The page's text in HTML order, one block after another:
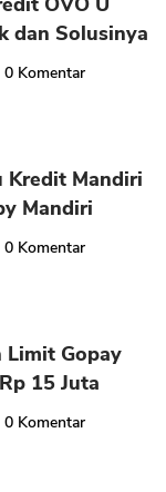
dan Solusinya
0 Komentar
Kredit Mandiri
Mandiri
0 Komentar
Limit Gopay
15 Juta
0 Komentar